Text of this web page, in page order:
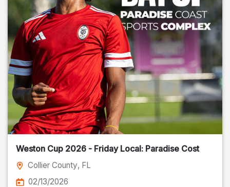
Weston Cup 2026 - Friday Local: Paradise Cost
Collier County, FL
02/13/2026